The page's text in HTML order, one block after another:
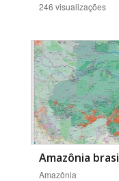
246 visualizações
Amazônia
Amazônia